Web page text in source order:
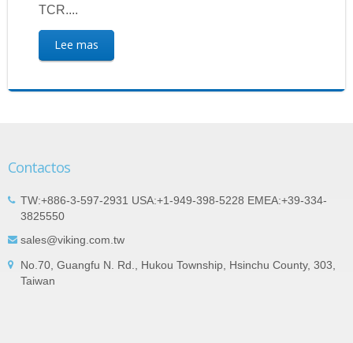
TCR....
Lee mas
Contactos
TW:+886-3-597-2931 USA:+1-949-398-5228 EMEA:+39-334-
3825550
sales@viking.com.tw
No.70, Guangfu N. Rd., Hukou Township, Hsinchu County, 303,
Taiwan